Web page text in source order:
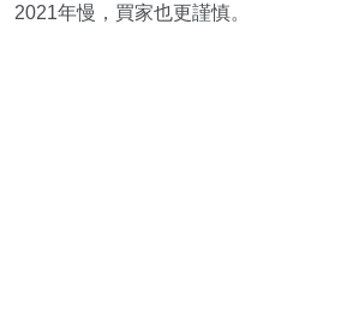
2021年慢，買家也更謹慎。